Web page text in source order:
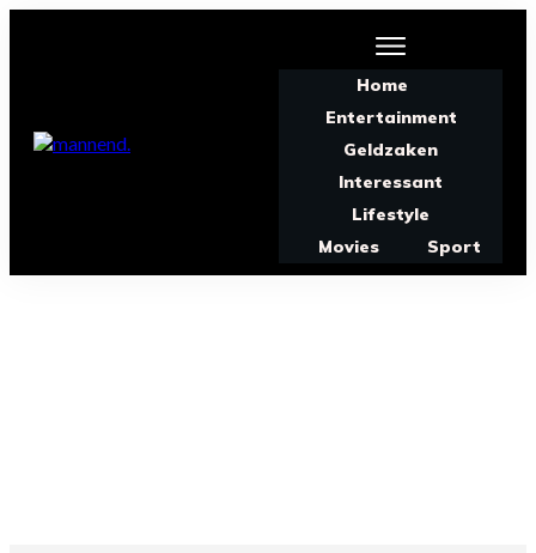
Home
Entertainment
Geldzaken
Interessant
Lifestyle
Movies
Sport